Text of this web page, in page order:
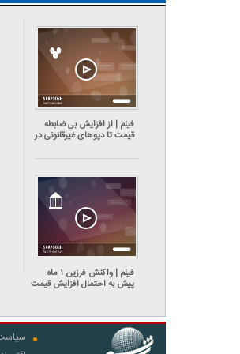
فیلم | از افزایش بی ضابطه
قیمت تا دپوهای غیرقانونی در
فیلم | واکنش فرزین ۱ ماه
پیش به احتمال افزایش قیمت